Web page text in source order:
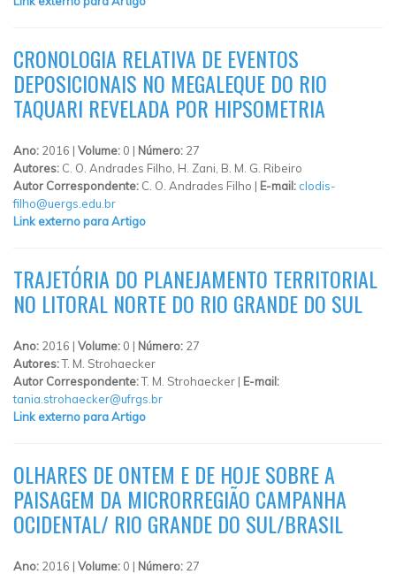
CRONOLOGIA RELATIVA DE EVENTOS
DEPOSICIONAIS NO MEGALEQUE DO RIO
TAQUARI REVELADA POR HIPSOMETRIA
Ano: 2016 | Volume: 0 | Número: 27
Autores: C. O. Andrades Filho, H. Zani, B. M. G. Ribeiro
Autor Correspondente: C. O. Andrades Filho | E-mail: clodis-
filho@uergs.edu.br
Link externo para Artigo
TRAJETÓRIA DO PLANEJAMENTO TERRITORIAL
NO LITORAL NORTE DO RIO GRANDE DO SUL
Ano: 2016 | Volume: 0 | Número: 27
Autores:T. M. Strohaecker
Autor Correspondente:T. M. Strohaecker | E-mail:
tania.strohaecker@ufrgs.br
Link externo para Artigo
OLHARES DE ONTEM E DE HOJE SOBRE A
PAISAGEM DA MICRORREGIÃO CAMPANHA
OCIDENTAL/ RIO GRANDE DO SUL/BRASIL
Ano: 2016 | Volume: 0 | Número: 27